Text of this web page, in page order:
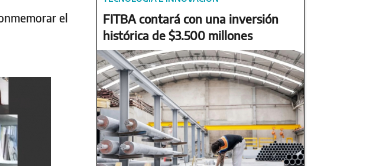
el
FITBA contará con una inversión
histórica de $3.500 millones